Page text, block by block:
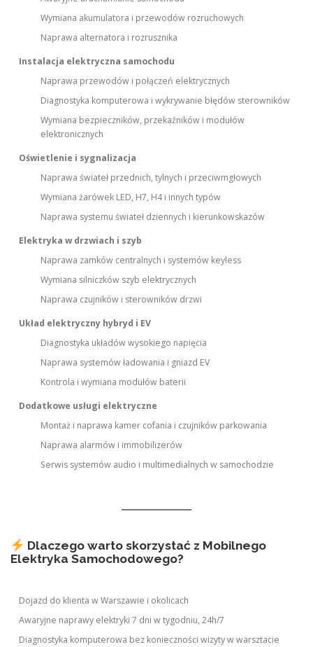
Wymiana akumulatora i przewodów rozruchowych
Naprawa alternatora i rozrusznika
Instalacja elektryczna samochodu
Naprawa przewodów i połączeń elektrycznych
Diagnostyka komputerowa i wykrywanie błędów sterowników
Wymiana bezpieczników, przekaźników i modułów
elektronicznych
Oświetlenie i sygnalizacja
Naprawa świateł przednich, tylnych i przeciwmgłowych
Wymiana żarówek LED, H7, H4 i innych typów
Naprawa systemu świateł dziennych i kierunkowskazów
Elektryka w drzwiach i szyb
Naprawa zamków centralnych i systemów keyless
Wymiana silniczków szyb elektrycznych
Naprawa czujników i sterowników drzwi
Układ elektryczny hybryd i EV
Diagnostyka układów wysokiego napięcia
Naprawa systemów ładowania i gniazd EV
Kontrola i wymiana modułów baterii
Dodatkowe usługi elektryczne
Montaż i naprawa kamer cofania i czujników parkowania
Naprawa alarmów i immobilizerów
Serwis systemów audio i multimedialnych w samochodzie
Dlaczego warto skorzystać z Mobilnego
Elektryka Samochodowego?
Dojazd do klienta w Warszawie i okolicach
Awaryjne naprawy elektryki 7 dni w tygodniu, 24h/7
Diagnostyka komputerowa bez konieczności wizyty w warsztacie